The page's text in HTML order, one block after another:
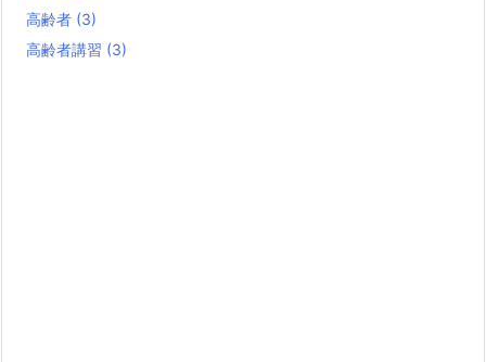
高齢者 (3)
高齢者講習 (3)